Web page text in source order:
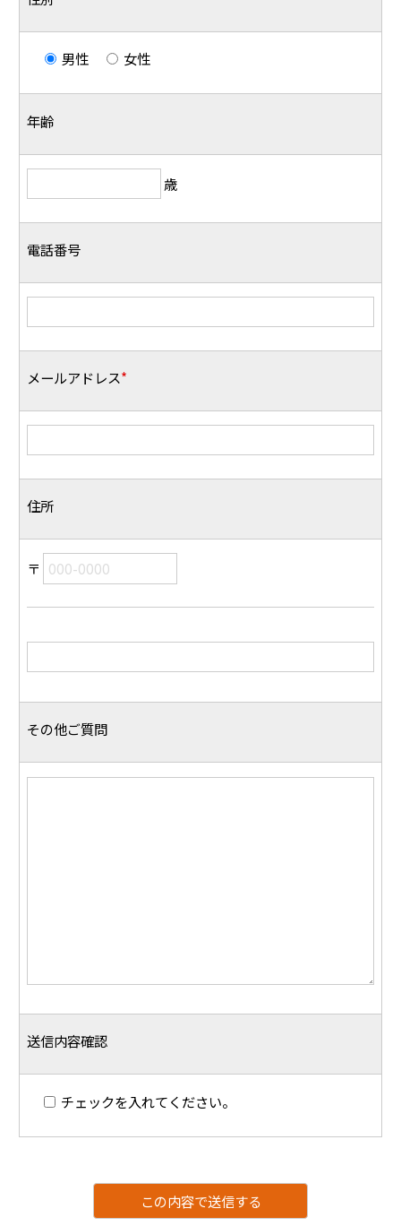
男性 女性
年齢
歳
電話番号
メールアドレス*
住所
〒
その他ご質問
送信内容確認
チェックを入れてください。